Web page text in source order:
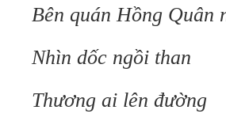
Bên quán Hồng Quân
Nhìn dốc ngồi than
Thương ai lên đường